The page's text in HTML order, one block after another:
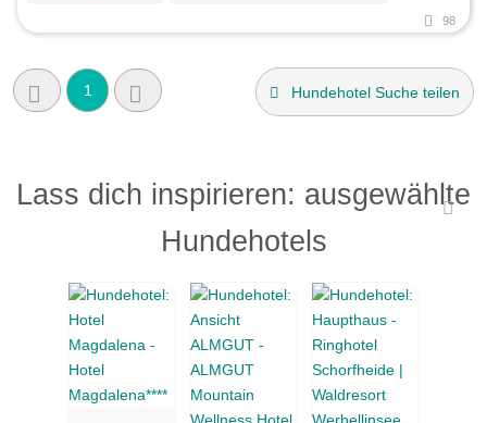
98
1 Hundehotel Suche teilen
Lass dich inspirieren: ausgewählte
Hundehotels